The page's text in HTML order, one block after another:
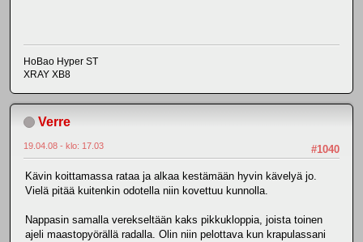
HoBao Hyper ST
XRAY XB8
Verre
#1040
19.04.08 - klo: 17.03
Kävin koittamassa rataa ja alkaa kestämään hyvin kävelyä jo.
Vielä pitää kuitenkin odotella niin kovettuu kunnolla.
Nappasin samalla verekseltään kaks pikkukloppia, joista toinen
ajeli maastopyörällä radalla. Olin niin pelottava kun krapulassani